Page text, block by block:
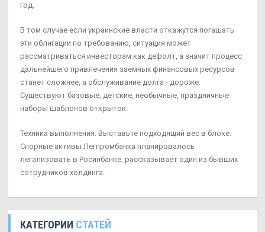
год.
В том случае если украинские власти откажутся погашать
эти облигации по требованию, ситуация может
рассматриваться инвесторам как дефолт, а значит процесс
дальнейшего привлечения заемных финансовых ресурсов
станет сложнее, а обслуживание долга - дороже.
Существуют базовые, детские, необычные, праздничные
наборы шаблонов открыток.
Техника выполнения: Выставьте подходящий вес в блоке.
Спорные активы Легпромбанка планировалось
легализовать в Росинбанке, рассказывает один из бывших
сотрудников холдинга.
КАТЕГОРИИ СТАТЕЙ